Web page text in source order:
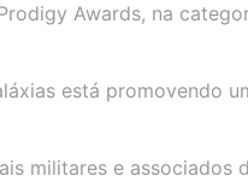
Awards, na
está promovendo
militares e associados